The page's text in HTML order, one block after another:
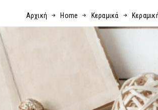
Αρχική Home Κεραμικά